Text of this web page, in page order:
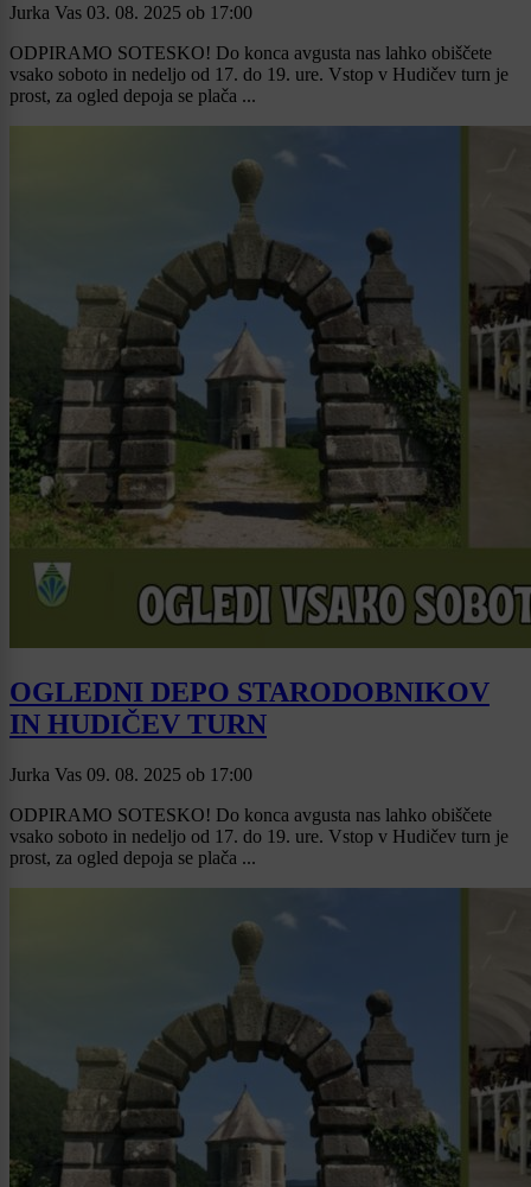
Jurka Vas 03. 08. 2025 ob 17:00
ODPIRAMO SOTESKO! Do konca avgusta nas lahko obiščete
vsako soboto in nedeljo od 17. do 19. ure. Vstop v Hudičev turn je
prost, za ogled depoja se plača ...
OGLEDNI DEPO STARODOBNIKOV
IN HUDIČEV TURN
Jurka Vas 09. 08. 2025 ob 17:00
ODPIRAMO SOTESKO! Do konca avgusta nas lahko obiščete
vsako soboto in nedeljo od 17. do 19. ure. Vstop v Hudičev turn je
prost, za ogled depoja se plača ...